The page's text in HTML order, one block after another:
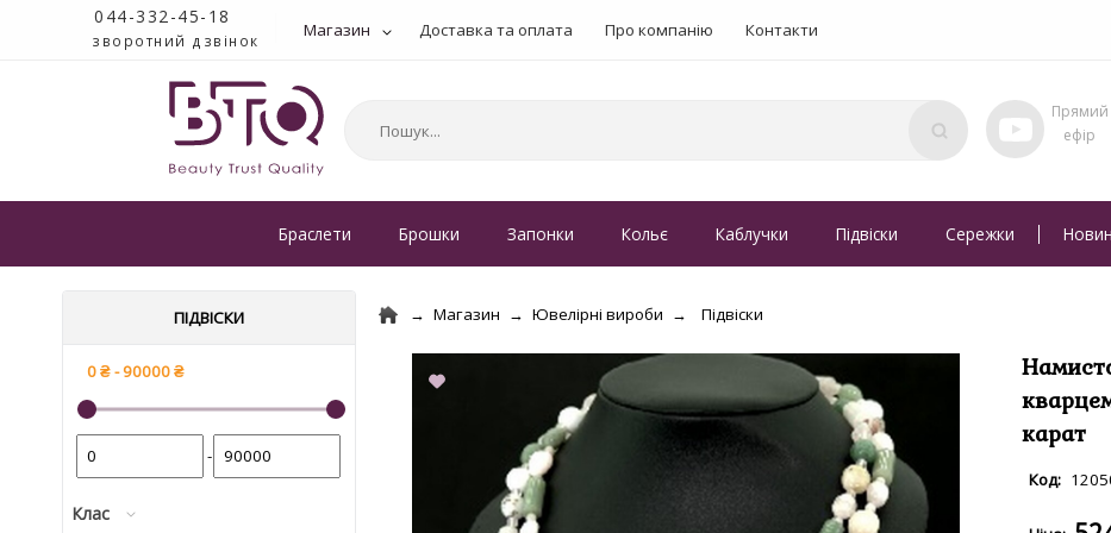
044-332-45-18
зворотний дзвінок Магазин Доставка та оплата Про компанію Контакти
Браслети Брошки Запонки Кольє Каблучки Підвіски Сережки
ПІДВІСКИ
-
Клас
Магазин Ювелірні вироби Підвіски
карат